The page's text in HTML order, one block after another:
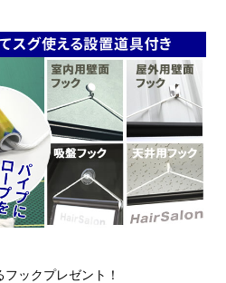
ックプレゼント！